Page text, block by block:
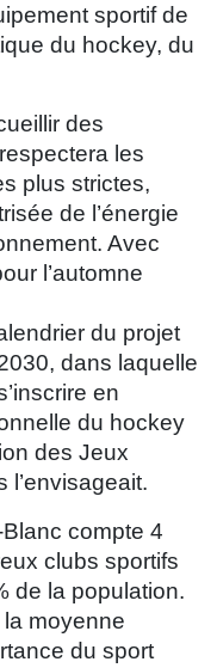
sportif de
du hockey, du
des
les
plus strictes,
de l’énergie
Avec
l’automne
du projet
dans laquelle
en
du hockey
des Jeux
l’envisageait.
compte 4
clubs sportifs
de la population.
moyenne
du sport